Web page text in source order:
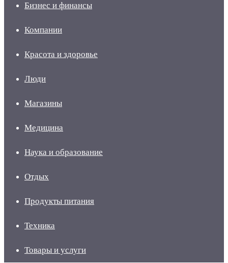
Бизнес и финансы
Компании
Красота и здоровье
Люди
Магазины
Медицина
Наука и образование
Отдых
Продукты питания
Техника
Товары и услуги